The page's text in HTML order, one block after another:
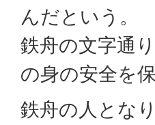
んだという。
鉄舟の文字通
の身の安全を
鉄舟の人とな